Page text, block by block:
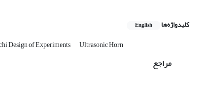
کلیدواژه‌ها English
Design of Experiments Ultrasonic Horn
مراجع